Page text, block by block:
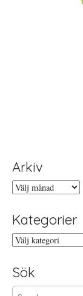
Arkiv
Arkiv
Kategorier
Kategorier
Sök
S